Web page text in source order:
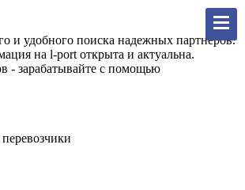
и удобного поиска надежных партнеров.
на l-port открыта и актуальна.
- зарабатывайте с помощью